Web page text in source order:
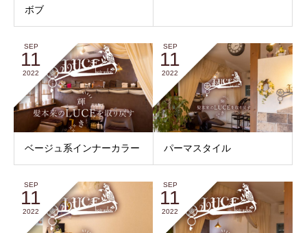
ボブ
SEP
11
2022
ベージュ系インナーカラー
SEP
11
2022
パーマスタイル
SEP
11
2022
SEP
11
2022